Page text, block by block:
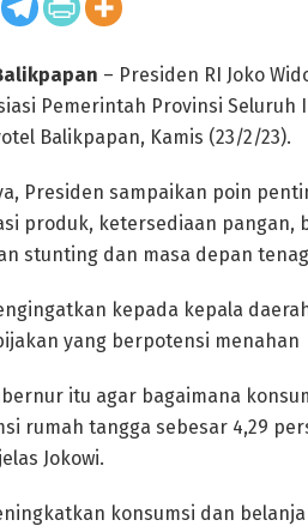
– Presiden RI Joko
Pemerintah Provinsi
Balikpapan, Kamis (23/2/23).
Presiden sampaikan poin
produk, ketersediaan
stunting dan masa depan
kepada kepala
yang berpotensi
itu agar bagaimana
rumah tangga sebesar 4,29
Jokowi.
konsumsi dan